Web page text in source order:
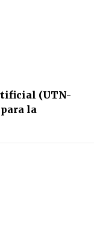
(UTN-
la